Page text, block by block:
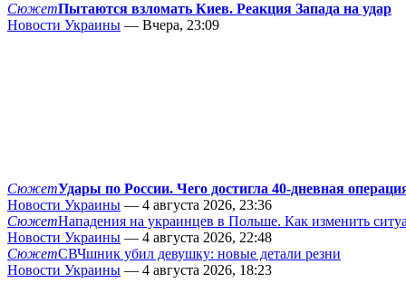
СюжетПытаются взломать Киев. Реакция Запада на удар
Новости Украины — Вчера, 23:09
СюжетУдары по России. Чего достигла 40-дневная
Новости Украины — 4 августа 2026, 23:36
СюжетНападения на украинцев в Польше. Как изменить
Новости Украины — 4 августа 2026, 22:48
СюжетСВЧшник убил девушку: новые детали резни
Новости Украины — 4 августа 2026, 18:23